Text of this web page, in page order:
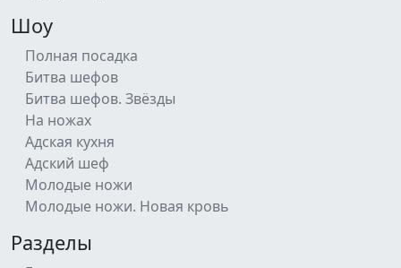
Шоу
Полная посадка
Битва шефов
Битва шефов. Звёзды
На ножах
Адская кухня
Адский шеф
Молодые ножи
Молодые ножи. Новая кровь
Разделы